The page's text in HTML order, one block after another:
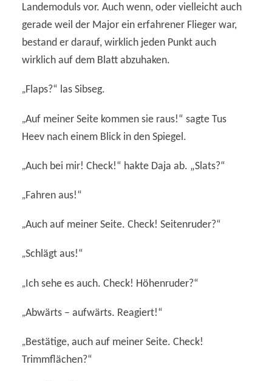
Landemoduls vor. Auch wenn, oder vielleicht auch
gerade weil der Major ein erfahrener Flieger war,
bestand er darauf, wirklich jeden Punkt auch
wirklich auf dem Blatt abzuhaken.
„Flaps?“ las Sibseg.
„Auf meiner Seite kommen sie raus!“ sagte Tus
Heev nach einem Blick in den Spiegel.
„Auch bei mir! Check!“ hakte Daja ab. „Slats?“
„Fahren aus!“
„Auch auf meiner Seite. Check! Seitenruder?“
„Schlägt aus!“
„Ich sehe es auch. Check! Höhenruder?“
„Abwärts – aufwärts. Reagiert!“
„Bestätige, auch auf meiner Seite. Check!
Trimmflächen?“